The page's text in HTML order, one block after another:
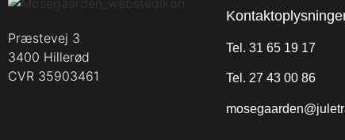
Præstevej 3
3400 Hillerød
CVR 35903461
Tel. 31 65 19 17
Tel. 27 43 00 86